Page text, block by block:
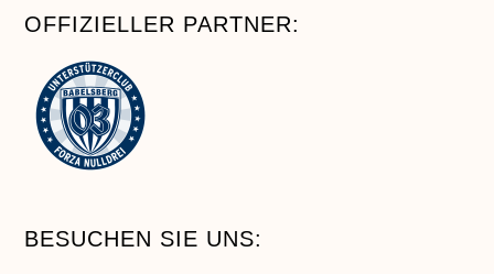
OFFIZIELLER PARTNER:
BESUCHEN SIE UNS: